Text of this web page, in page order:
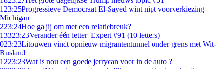
1 23:25Progressieve Democraat El-Sayed wint nipt voorverkiezing
Michigan
223:24Hoe ga jij om met een relatiebreuk?
13323:23Verander één letter: Expert #91 (10 letters)
023:23Litouwen vindt opnieuw migrantentunnel onder grens met Wit-
Rusland
1223:23Wat is nou een goede jerrycan voor in de auto ?